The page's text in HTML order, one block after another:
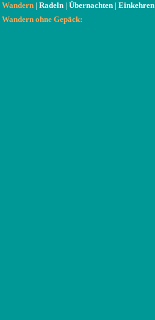
Wandern | Radeln | Übernachten | Einkehren
Wandern ohne Gepäck: